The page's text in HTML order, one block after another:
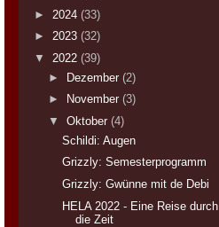
► 2024 (33)
► 2023 (32)
▼ 2022 (39)
► Dezember (2)
►
November (3)
▼ Oktober (4)
Schildi: Augen
Grizzly: Semesterprogramm
Grizzly: Gwünne mit de Debi
HELA 2022 - Eine Reise durch
die Zeit